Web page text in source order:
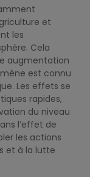
et
les
Cela
augmentation
est connu
Les effets se
rapides,
du niveau
l’effet de
les actions
et à la lutte